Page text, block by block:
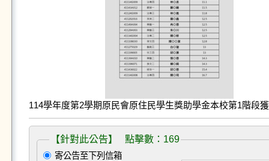
114學年度第2學期原民會原住民學生獎助學金本校第1階段
【針對此公告】 點擊數：169
寄公告至下列信箱